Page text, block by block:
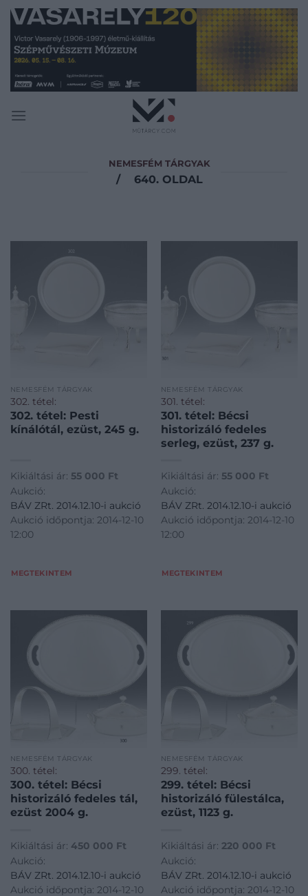
Skip
content
NEMESFÉM TÁRGYAK
/ 640. OLDAL
NEMESFÉM TÁRGYAK
302. tétel:
302. tétel: Pesti
kínálótál, ezüst, 245 g.
Kikiáltási ár: 55 000 Ft
Aukció:
BÁV ZRt. 2014.12.10-i aukció
Aukció időpontja: 2014-12-10
12:00
MEGTEKINTEM
NEMESFÉM TÁRGYAK
301. tétel:
301. tétel: Bécsi
historizáló fedeles
serleg, ezüst, 237 g.
Kikiáltási ár: 55 000 Ft
Aukció:
BÁV ZRt. 2014.12.10-i aukció
Aukció időpontja: 2014-12-10
12:00
MEGTEKINTEM
NEMESFÉM TÁRGYAK
300. tétel:
300. tétel: Bécsi
historizáló fedeles tál,
ezüst 2004 g.
Kikiáltási ár: 450 000 Ft
Aukció:
BÁV ZRt. 2014.12.10-i aukció
Aukció időpontja: 2014-12-10
NEMESFÉM TÁRGYAK
299. tétel:
299. tétel: Bécsi
historizáló fülestálca,
ezüst, 1123 g.
Kikiáltási ár: 220 000 Ft
Aukció:
BÁV ZRt. 2014.12.10-i aukció
Aukció időpontja: 2014-12-10